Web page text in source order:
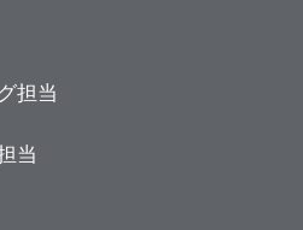
担当
当